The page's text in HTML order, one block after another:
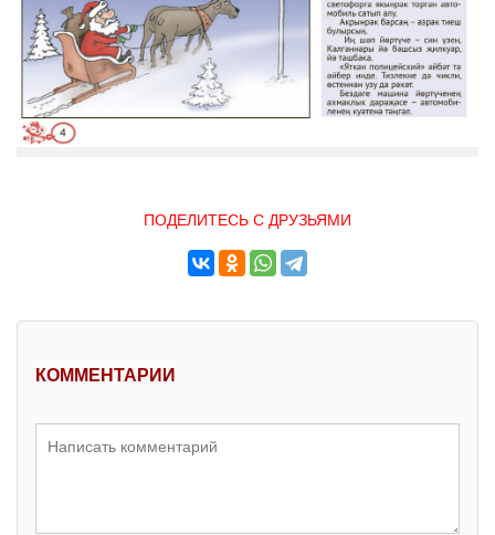
ПОДЕЛИТЕСЬ С ДРУЗЬЯМИ
КОММЕНТАРИИ